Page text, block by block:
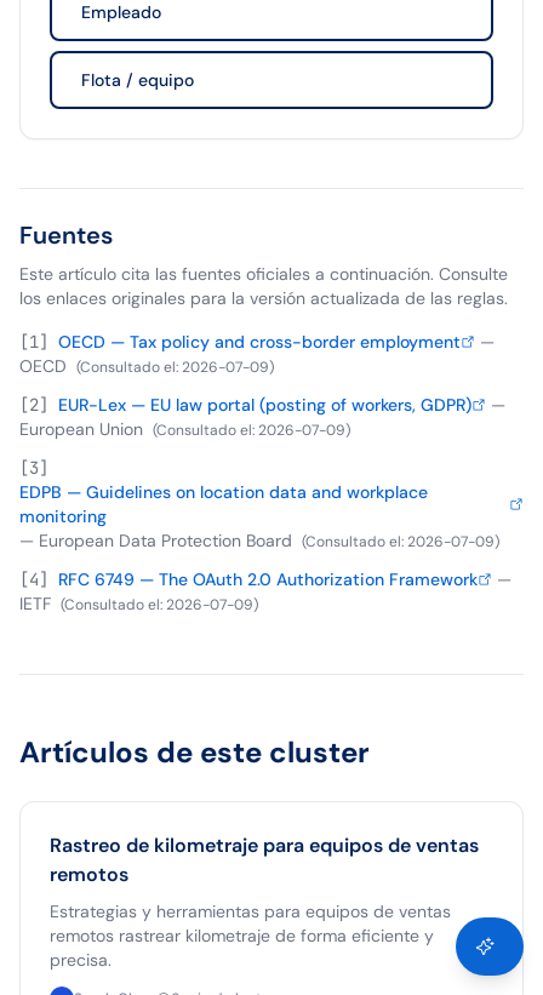
Empleado
Flota / equipo
Fuentes
Este artículo cita las fuentes oficiales a continuación. Consulte
los enlaces originales para la versión actualizada de las reglas.
[1] OECD — Tax policy and cross-border employment
—
OECD (Consultado el:2026-07-09)
[2] EUR-Lex — EU law portal (posting of workers, GDPR)
—
European Union (Consultado el:2026-07-09)
[3]
EDPB — Guidelines on location data and workplace
monitoring
— European Data Protection Board (Consultado el:2026-07-09)
[4] RFC 6749 — The OAuth 2.0 Authorization Framework
—
IETF (Consultado el:2026-07-09)
Artículos de este cluster
Rastreo de kilometraje para equipos de ventas
remotos
Estrategias y herramientas para equipos de ventas
remotos rastrear kilometraje de forma eficiente y
precisa.